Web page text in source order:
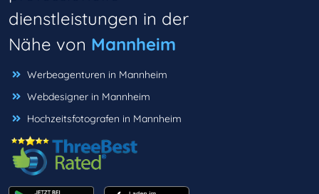
dienstleistungen in der
Nähe von Mannheim
Werbeagenturen in Mannheim
Webdesigner in Mannheim
Hochzeitsfotografen in Mannheim